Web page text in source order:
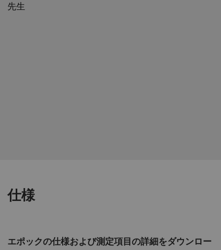
先生
仕様
エポックの仕様および測定項目の詳細をダウンロー